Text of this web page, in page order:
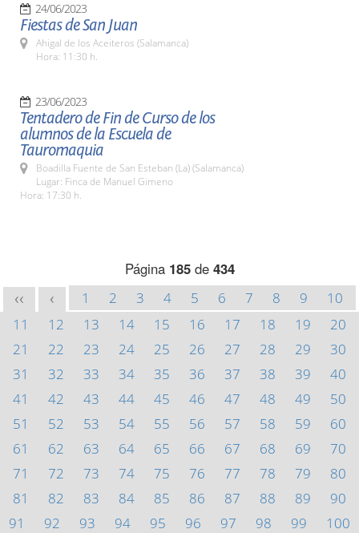
24/06/2023
Fiestas de San Juan
Ahigal de los Aceiteros (Salamanca)
Hora: 11:30 h.
23/06/2023
Tentadero de Fin de Curso de los
alumnos de la Escuela de
Tauromaquia
Boadilla Fuente de San Esteban (La) (Salamanca)
Lugar: Finca de Manuel Gimeno
Hora: 17:30 h.
Página 185de 434
<< < 1 2 3 4 5 6 7 8 9
10
11
12 13 14 15 16 17 18 19
20
21
22 23 24 25 26 27 28 29
30
31
32 33 34 35 36 37 38 39
40
41
42 43 44 45 46 47 48 49
50
51
52 53 54 55 56 57 58 59
60
61
62 63 64 65 66 67 68 69
70
71
72 73 74 75 76 77 78 79
80
81
82 83 84 85 86 87 88 89
90
91
92 93 94 95 96 97 98 99
100